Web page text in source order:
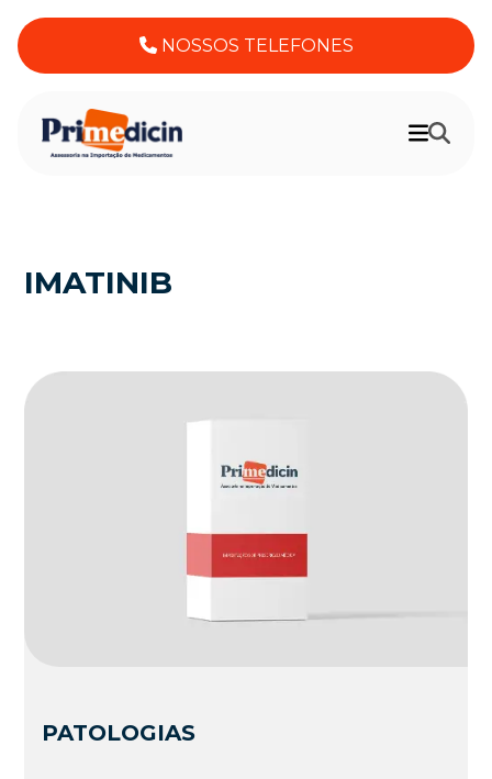
NOSSOS TELEFONES
IMATINIB
PATOLOGIAS